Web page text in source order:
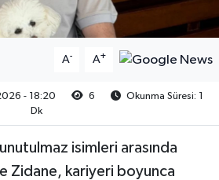
A- A+
- 18:20 6
Okunma Süresi: 1
Dk
isimleri arasında
Zidane, kariyeri boyunca